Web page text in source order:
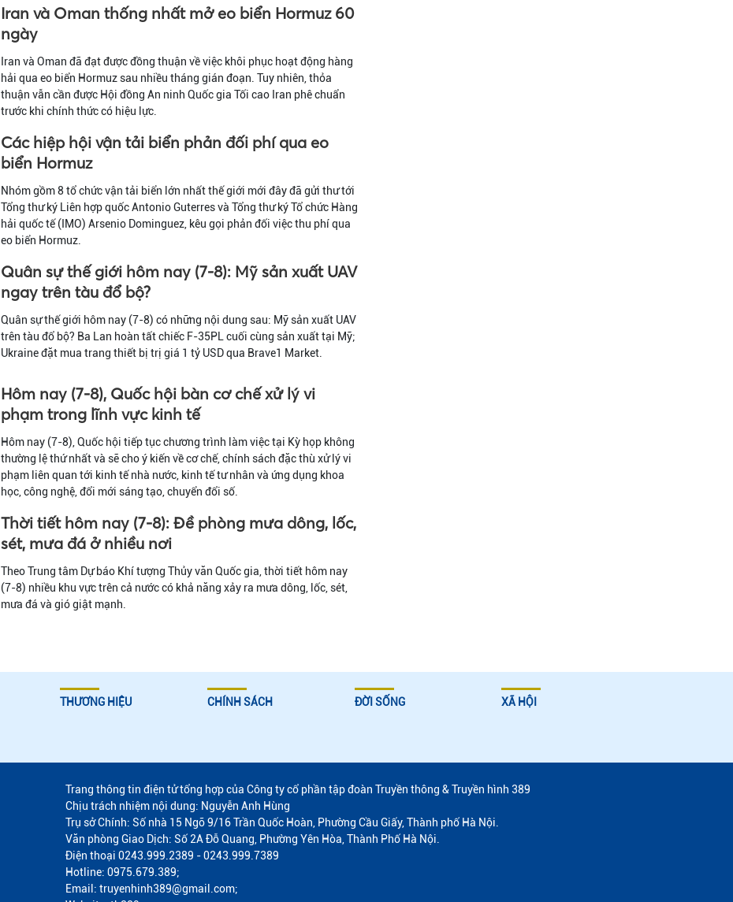
Iran và Oman thống nhất mở eo biển Hormuz 60
ngày
Iran và Oman đã đạt được đồng thuận về việc khôi phục hoạt động hàng
hải qua eo biển Hormuz sau nhiều tháng gián đoạn. Tuy nhiên, thỏa
thuận vẫn cần được Hội đồng An ninh Quốc gia Tối cao Iran phê chuẩn
trước khi chính thức có hiệu lực.
Các hiệp hội vận tải biển phản đối phí qua eo
biển Hormuz
Nhóm gồm 8 tổ chức vận tải biển lớn nhất thế giới mới đây đã gửi thư tới
Tổng thư ký Liên hợp quốc Antonio Guterres và Tổng thư ký Tổ chức Hàng
hải quốc tế (IMO) Arsenio Dominguez, kêu gọi phản đối việc thu phí qua
eo biển Hormuz.
Quân sự thế giới hôm nay (7-8): Mỹ sản xuất UAV
ngay trên tàu đổ bộ?
Quân sự thế giới hôm nay (7-8) có những nội dung sau: Mỹ sản xuất UAV
trên tàu đổ bộ? Ba Lan hoàn tất chiếc F-35PL cuối cùng sản xuất tại Mỹ;
Ukraine đặt mua trang thiết bị trị giá 1 tỷ USD qua Brave1 Market.
Hôm nay (7-8), Quốc hội bàn cơ chế xử lý vi
phạm trong lĩnh vực kinh tế
Hôm nay (7-8), Quốc hội tiếp tục chương trình làm việc tại Kỳ họp không
thường lệ thứ nhất và sẽ cho ý kiến về cơ chế, chính sách đặc thù xử lý vi
phạm liên quan tới kinh tế nhà nước, kinh tế tư nhân và ứng dụng khoa
học, công nghệ, đổi mới sáng tạo, chuyển đổi số.
Thời tiết hôm nay (7-8): Đề phòng mưa dông, lốc,
sét, mưa đá ở nhiều nơi
Theo Trung tâm Dự báo Khí tượng Thủy văn Quốc gia, thời tiết hôm nay
(7-8) nhiều khu vực trên cả nước có khả năng xảy ra mưa dông, lốc, sét,
mưa đá và gió giật mạnh.
THƯƠNG HIỆU CHÍNH SÁCH ĐỜI SỐNG XÃ HỘI
Trang thông tin điện tử tổng hợp của Công ty cổ phần tập đoàn Truyền thông & Truyền hình 389
Chịu trách nhiệm nội dung: Nguyễn Anh Hùng
Trụ sở Chính: Số nhà 15 Ngõ 9/16 Trần Quốc Hoàn, Phường Cầu Giấy, Thành phố Hà Nội.
Văn phòng Giao Dịch: Số 2A Đỗ Quang, Phường Yên Hòa, Thành Phố Hà Nội.
Điện thoại 0243.999.2389 - 0243.999.7389
Hotline: 0975.679.389;
Email: truyenhinh389@gmail.com;